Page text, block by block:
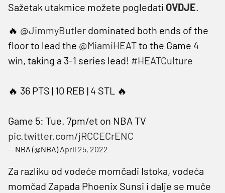
Sažetak utakmice možete pogledati OVDJE.
🔥 @JimmyButler dominated both ends of the
floor to lead the @MiamiHEATto the Game 4
win, taking a 3-1 series lead! #HEATCulture
🔥 36 PTS | 10 REB | 4 STL 🔥
Game 5: Tue. 7pm/et on NBA TV
pic.twitter.com/jRCCECrENC
— NBA (@NBA)April 25, 2022
Za razliku od vodeće momčadi Istoka, vodeća
momčad Zapada Phoenix Sunsi i dalje se muče